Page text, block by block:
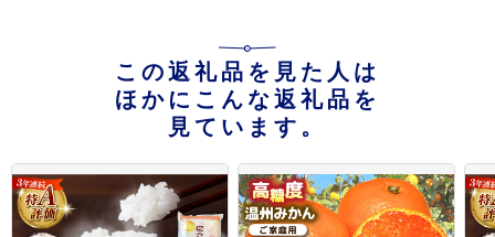
この返礼品を見た人は
ほかにこんな返礼品を
見ています。